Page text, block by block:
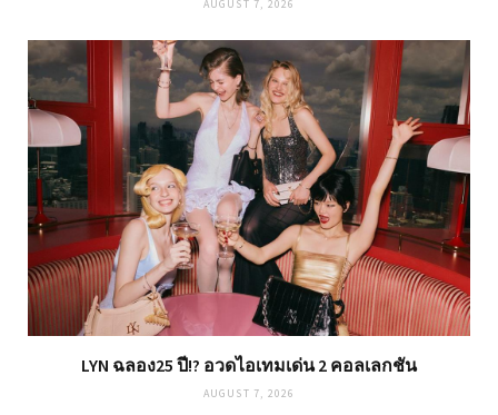
AUGUST 7, 2026
LYN ฉลอง25 ปี!? อวดไอเทมเด่น 2 คอลเลกชัน
AUGUST 7, 2026